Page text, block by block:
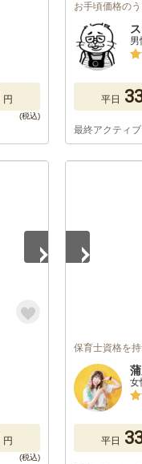
円
お手頃価格の
平日
最終アクティ
円
保育士資格を
女
平日